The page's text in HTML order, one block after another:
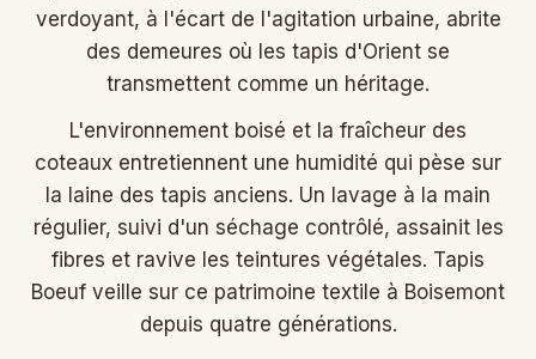
verdoyant, à l'écart de l'agitation urbaine, abrite
des demeures où les tapis d'Orient se
transmettent comme un héritage.
L'environnement boisé et la fraîcheur des
coteaux entretiennent une humidité qui pèse sur
la laine des tapis anciens. Un lavage à la main
régulier, suivi d'un séchage contrôlé, assainit les
fibres et ravive les teintures végétales. Tapis
Boeuf veille sur ce patrimoine textile à Boisemont
depuis quatre générations.